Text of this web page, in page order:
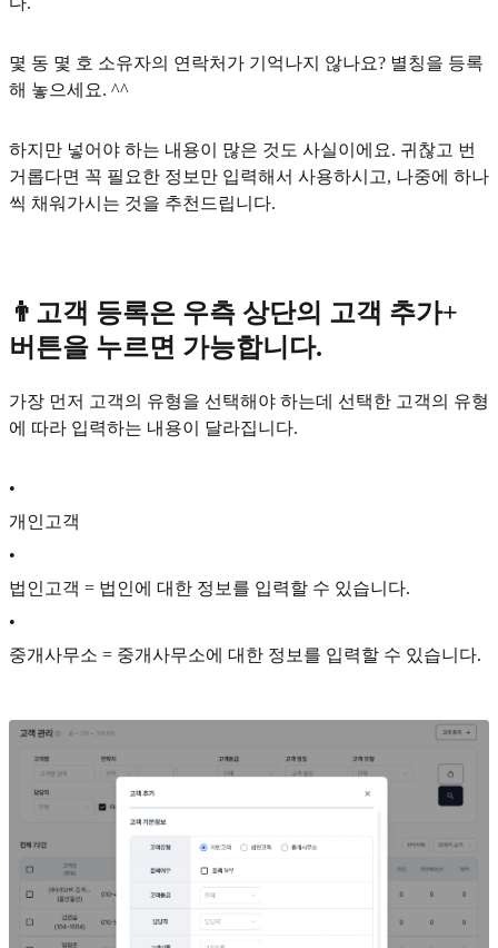
몇 동 몇 호 소유자의 연락처가 기억나지 않나요? 별칭을 등록
해 놓으세요. ^^
하지만 넣어야 하는 내용이 많은 것도 사실이에요. 귀찮고 번
거롭다면 꼭 필요한 정보만 입력해서 사용하시고, 나중에 하나
씩 채워가시는 것을 추천드립니다.
👨고객 등록은 우측 상단의 고객 추가+
버튼을 누르면 가능합니다.
가장 먼저 고객의 유형을 선택해야 하는데 선택한 고객의 유형
에 따라 입력하는 내용이 달라집니다.
•
개인고객
•
법인고객 = 법인에 대한 정보를 입력할 수 있습니다.
•
중개사무소 = 중개사무소에 대한 정보를 입력할 수 있습니다.